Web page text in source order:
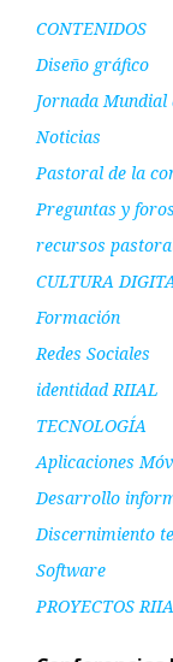
CONTENIDOS
Diseño gráfico
Jornada Mundial
Noticias
Pastoral de la
Preguntas y foros
recursos
CULTURA
Formación
Redes Sociales
identidad RIIAL
TECNOLOGÍA
Aplicaciones
Desarrollo
Discernimiento
Software
PROYECTOS